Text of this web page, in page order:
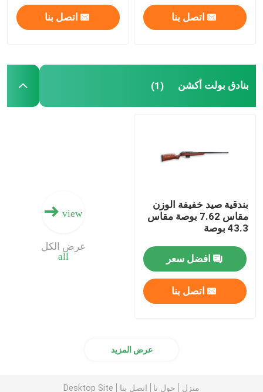
بنادق نصف آلية
بنادق طلقة واحدة
ذخيرة البندقية
البصريات بندقية
اتصل بنا اتصل بنا
بنادق بولت أكشن (1)
بندقية صيد خفيفة الوزن
مقاس 7.62 بوصة مقاس
43.3 بوصة
افضل سعر
اتصل بنا
view
all
عرض الكل
عرض المزيد
منزل حول نا اتصل بنا Desktop Site